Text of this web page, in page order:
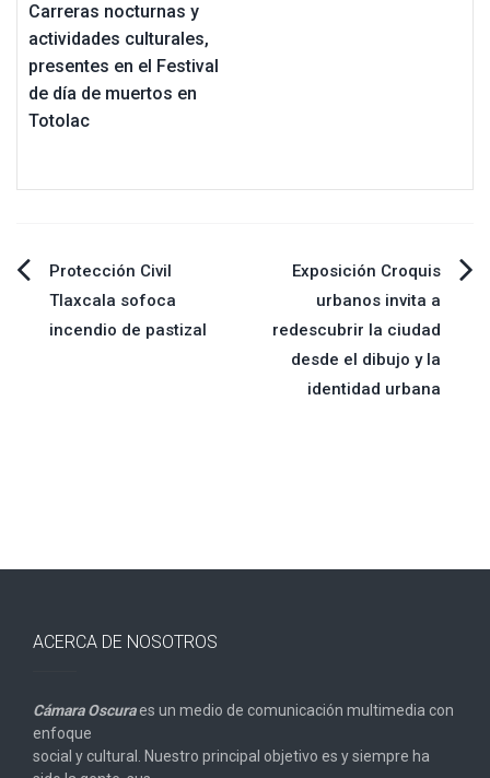
Carreras nocturnas y
actividades culturales,
presentes en el Festival
de día de muertos en
Totolac
Navegación
de
Protección Civil
Tlaxcala sofoca
incendio de pastizal
Exposición Croquis
urbanos invita a
redescubrir la ciudad
desde el dibujo y la
identidad urbana
ACERCA DE NOSOTROS
Cámara Oscuraes un medio de comunicación multimedia con
enfoque
social y cultural. Nuestro principal objetivo es y siempre ha